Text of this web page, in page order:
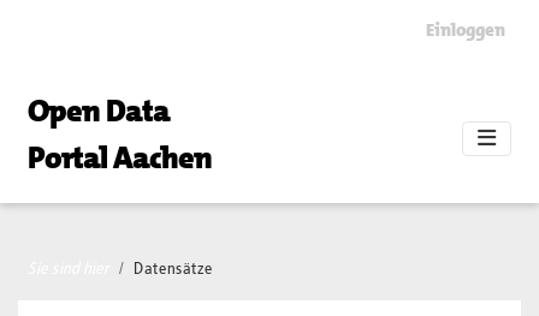
Einloggen
Open Data
Portal Aachen
Datensätze